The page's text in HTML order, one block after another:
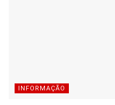
INFORMAÇÃO